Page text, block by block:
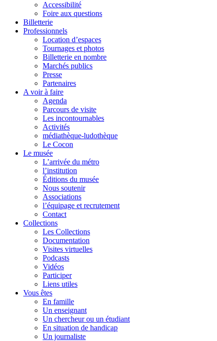
Accessibilité
Foire aux questions
Billetterie
Professionnels
Location d’espaces
Tournages et photos
Billetterie en nombre
Marchés publics
Presse
Partenaires
A voir à faire
Agenda
Parcours de visite
Les incontournables
Activités
médiathèque-ludothèque
Le Cocon
Le musée
L’arrivée du métro
l’institution
Éditions du musée
Nous soutenir
Associations
l’équipage et recrutement
Contact
Collections
Les Collections
Documentation
Visites virtuelles
Podcasts
Vidéos
Participer
Liens utiles
Vous êtes
En famille
Un enseignant
Un chercheur ou un étudiant
En situation de handicap
Un journaliste